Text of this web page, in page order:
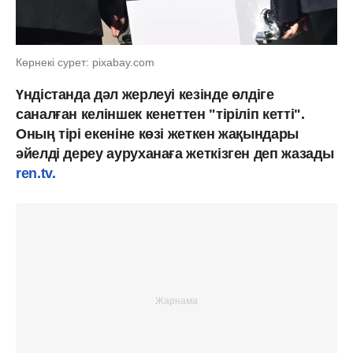
Көрнекі сурет: pixabay.com
Үндістанда дәл жерлеуі кезінде өлдіге
саналған келіншек кенеттен "тіріліп кетті".
Оның тірі екеніне көзі жеткен жақындары
әйелді дереу ауруханаға жеткізген деп жазады
ren.tv.